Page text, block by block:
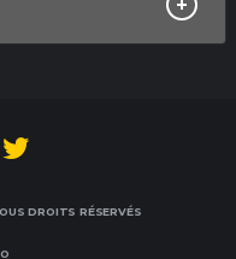
DROITS RÉSERVÉS